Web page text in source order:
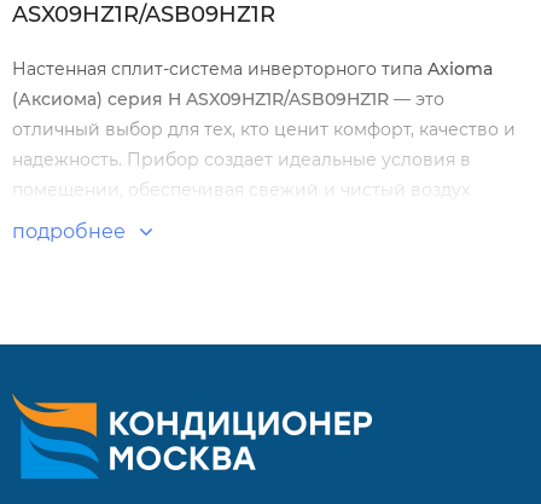
ASX09HZ1R/ASB09HZ1R
Настенная сплит-система инверторного типа Axioma
(Аксиома) серия H ASX09HZ1R/ASB09HZ1R — это
отличный выбор для тех, кто ценит комфорт, качество и
надежность. Прибор создает идеальные условия в
помещении, обеспечивая свежий и чистый воздух
круглый год. Удобный пульт дистанционного
ионизатора воздуха, который способствует очищению
воздуха, удаляя пыль, устраняя запах, дым и аллергены,
делая его здоровым.
подробнее